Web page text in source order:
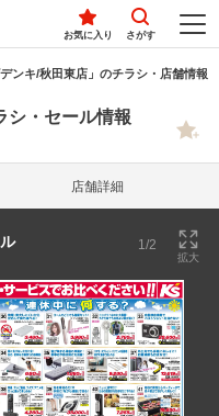
お気に入り さがす
デンキ/秋田東店」のチラシ・店舗情報
シ・セール情報
店舗詳細
1/2
拡大